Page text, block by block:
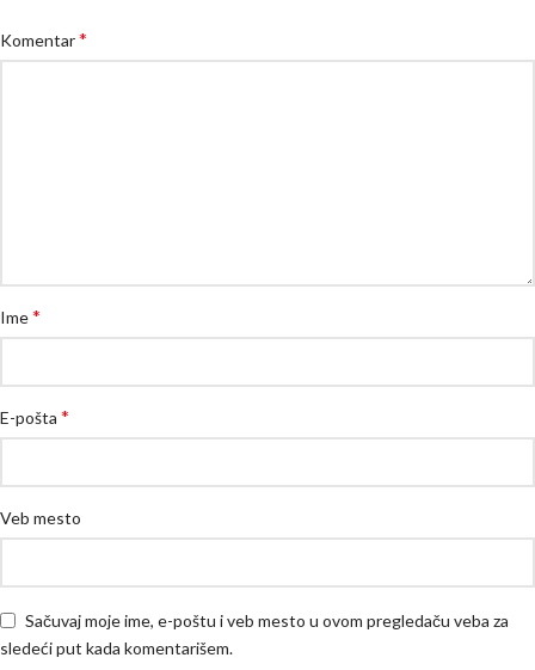
Komentar*
Ime*
E-pošta *
Veb mesto
Sačuvaj moje ime, e-poštu i veb mesto u ovom pregledaču veba za
sledeći put kada komentarišem.